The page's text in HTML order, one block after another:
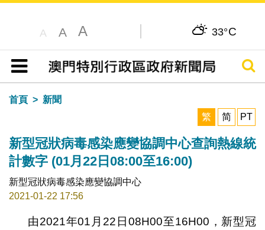
A A A 33°C
目錄
搜尋
首頁
新聞
繁
简 PT
新型冠狀病毒感染應變協調中心查詢熱線統
計數字 (01月22日08:00至16:00)
新型冠狀病毒感染應變協調中心
2021-01-22 17:56
由2021年01月22日08H00至16H00，新型冠